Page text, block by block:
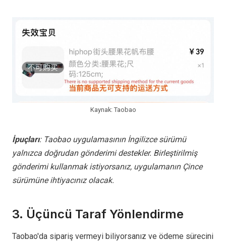
Kaynak: Taobao
İpuçları: Taobao uygulamasının İngilizce sürümü
yalnızca doğrudan gönderimi destekler. Birleştirilmiş
gönderimi kullanmak istiyorsanız, uygulamanın Çince
sürümüne ihtiyacınız olacak.
3. Üçüncü Taraf Yönlendirme
Taobao'da sipariş vermeyi biliyorsanız ve ödeme sürecini